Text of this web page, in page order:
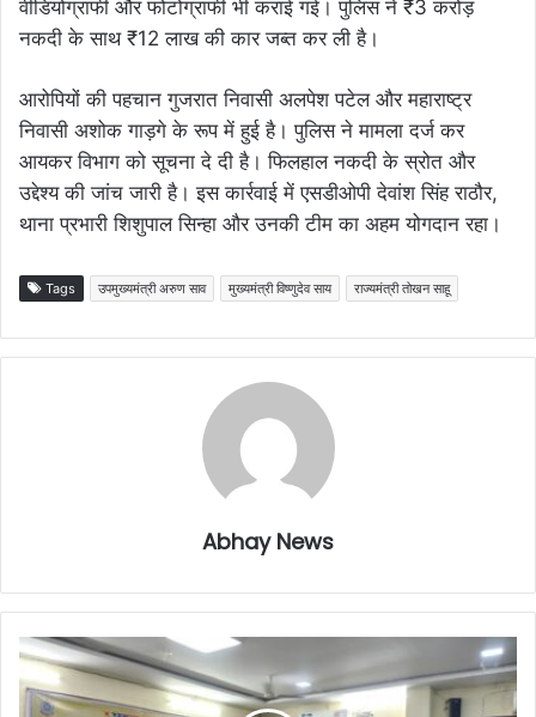
वीडियोग्राफी और फोटोग्राफी भी कराई गई। पुलिस ने ₹3 करोड़
नकदी के साथ ₹12 लाख की कार जब्त कर ली है।
आरोपियों की पहचान गुजरात निवासी अलपेश पटेल और महाराष्ट्र
निवासी अशोक गाड़गे के रूप में हुई है। पुलिस ने मामला दर्ज कर
आयकर विभाग को सूचना दे दी है। फिलहाल नकदी के स्रोत और
उद्देश्य की जांच जारी है। इस कार्रवाई में एसडीओपी देवांश सिंह राठौर,
थाना प्रभारी शिशुपाल सिन्हा और उनकी टीम का अहम योगदान रहा।
Tags उपमुख्यमंत्री अरुण साव मुख्यमंत्री विष्णुदेव साय राज्यमंत्री तोखन साहू
Abhay News